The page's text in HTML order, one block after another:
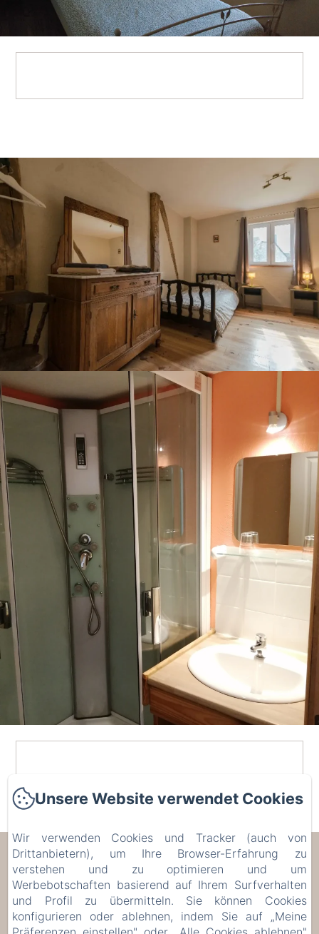
Les Trois Voisins
17 Rue de Bohée, Bourseigne-Vieille, 5575,
Belgien
etiennecambier@yahoo.fr
Unsere Website verwendet Cookies
Wir verwenden Cookies und Tracker (auch von
Drittanbietern), um Ihre Browser-Erfahrung zu
verstehen und zu optimieren und um
Werbebotschaften basierend auf Ihrem Surfverhalten
und Profil zu übermitteln. Sie können Cookies
konfigurieren oder ablehnen, indem Sie auf „Meine